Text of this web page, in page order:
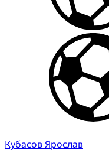
Кубасов Ярослав